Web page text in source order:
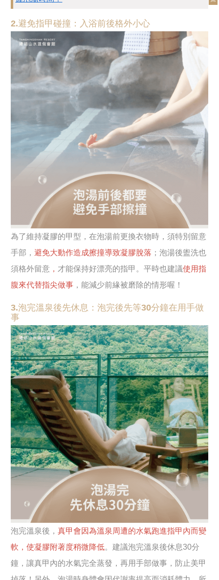
2.避免指甲碰撞：入浴前後格外小心
為了維持凝膠的甲型，在泡湯前更換衣物時，須特別留意
手部，避免大動作造成擦撞導致凝膠脫落 ；泡湯後盥洗也
須格外留意 ， 才能保持好漂亮的指甲。平時也建議使用指
腹來代替指尖做事 ，能減少前緣被磨除的情形喔！
3.泡完溫泉後先休息：泡完後先等30分鐘在用手做
事
泡完溫泉後，真甲會因為溫泉周遭的水氣跑進指甲內而變
軟，使凝膠附著度稍微降低。建議泡完溫泉後休息30分
鐘，讓真甲內的水氣完全蒸發，再用手部做事，防止美甲